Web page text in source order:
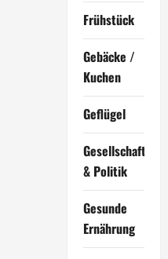
Frühstück
Gebäcke /
Kuchen
Geflügel
Gesellschaft
& Politik
Gesunde
Ernährung